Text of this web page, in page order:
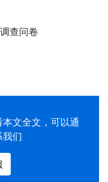
查问卷
文全文，可以通
我们